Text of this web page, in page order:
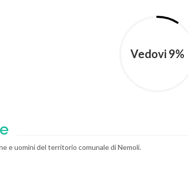
Vedovi 9%
e uomini del territorio comunale di Nemoli.